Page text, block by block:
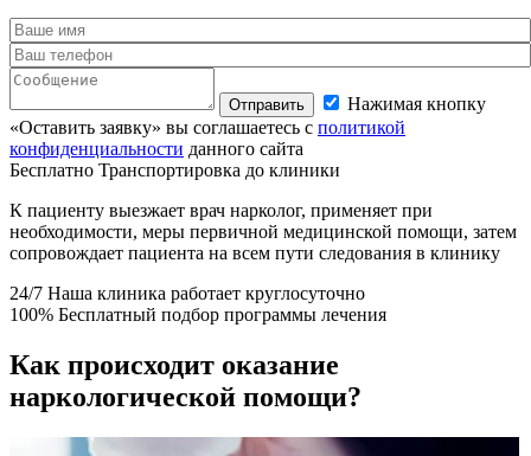
Отправить
Нажимая кнопку
«Оставить заявку» вы соглашаетесь с политикой
конфиденциальности данного сайта
Бесплатно Транспортировка до клиники
К пациенту выезжает врач нарколог, применяет при
необходимости, меры первичной медицинской помощи, затем
сопровождает пациента на всем пути следования в клинику
24/7 Наша клиника работает круглосуточно
100% Бесплатный подбор программы лечения
Как происходит оказание
наркологической помощи?